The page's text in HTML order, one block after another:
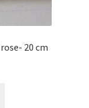
20 cm